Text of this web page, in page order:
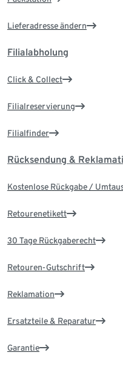
Lieferadresse ändern
Filialabholung
Click & Collect
Filialreservierung
Filialfinder
Rücksendung &
Kostenlose Rückgabe /
Retourenetikett
30 Tage Rückgaberecht
Retouren-Gutschrift
Reklamation
Ersatzteile & Reparatur
Garantie